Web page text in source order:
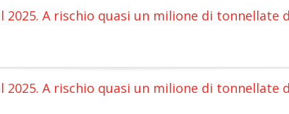
A rischio quasi un milione di tonnellate
A rischio quasi un milione di tonnellate